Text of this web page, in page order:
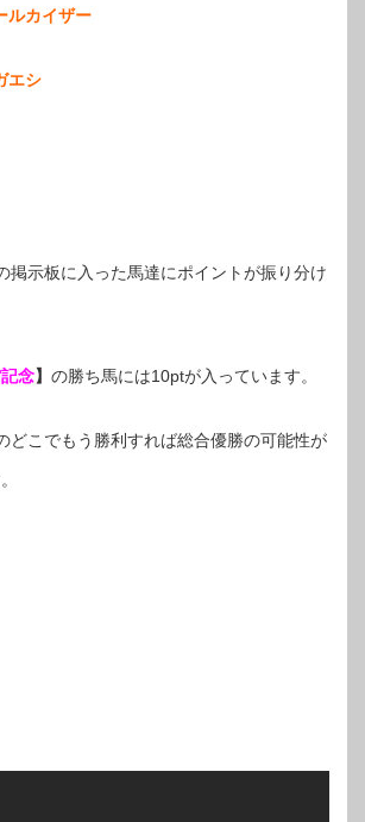
ルカイザー
エシ
掲示板に入った馬達にポイントが振り分け
念】 の勝ち馬には10ptが入っています。
どこでもう勝利すれば総合優勝の可能性が